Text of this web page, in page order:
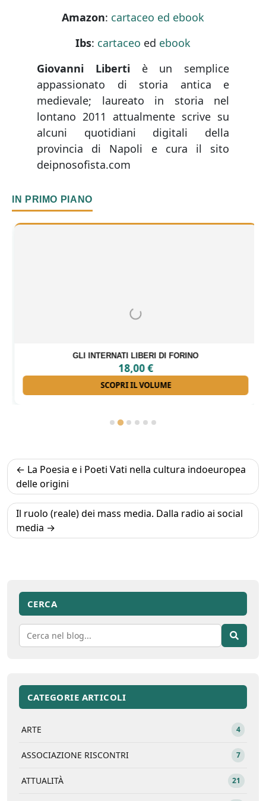
Amazon: cartaceo ed ebook
Ibs: cartaceo ed ebook
Giovanni Libertiè un semplice
appassionato di storia antica e
medievale; laureato in storia nel
lontano 2011 attualmente scrive su
alcuni quotidiani digitali della
provincia di Napoli e cura il sito
deipnosofista.com
IN PRIMO PIANO
GLI INTERNATI LIBERI DI FORINO
18,00€
SCOPRI IL VOLUME
Navigazione
articoli
La Poesia e i Poeti Vati nella cultura indoeuropea
delle origini
Il ruolo (reale) dei mass media. Dalla radio ai social
media
CERCA
CATEGORIE ARTICOLI
ARTE 4
ASSOCIAZIONE RISCONTRI 7
ATTUALITÀ 21